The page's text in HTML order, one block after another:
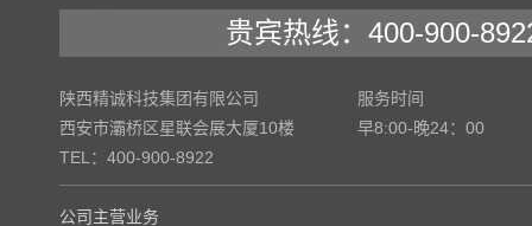
贵宾热线：400-900-
陕西精诚科技集团有限公司
西安市灞桥区星联会展大厦10楼
TEL：400-900-8922
服务时间
早8:00-晚24：00
公司主营业务